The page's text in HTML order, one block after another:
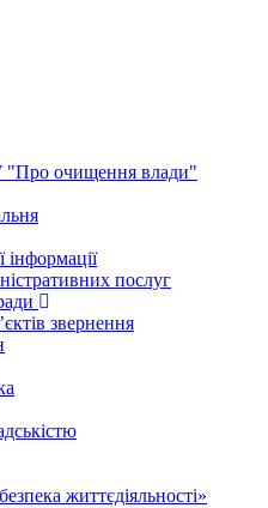
"Про очищення влади"
інформації
послуг
звернення
життєдіяльності»